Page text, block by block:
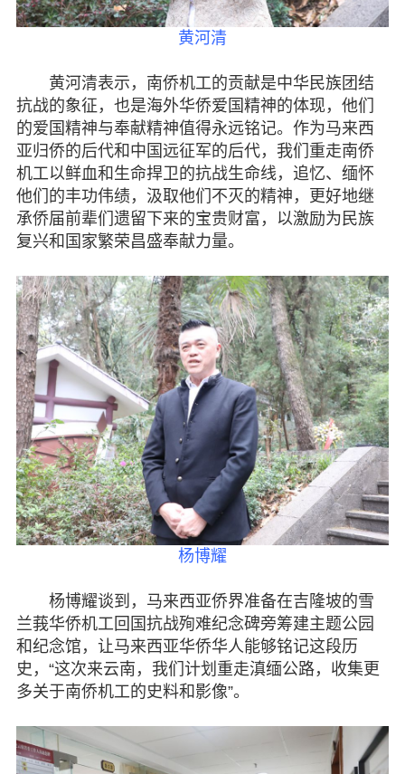
黄河清
黄河清表示，南侨机工的贡献是中华民族团结
抗战的象征，也是海外华侨爱国精神的体现，他们
的爱国精神与奉献精神值得永远铭记。作为马来西
亚归侨的后代和中国远征军的后代，我们重走南侨
机工以鲜血和生命捍卫的抗战生命线，追忆、缅怀
他们的丰功伟绩，汲取他们不灭的精神，更好地继
承侨届前辈们遗留下来的宝贵财富，以激励为民族
复兴和国家繁荣昌盛奉献力量。
杨博耀
杨博耀谈到，马来西亚侨界准备在吉隆坡的雪
兰莪华侨机工回国抗战殉难纪念碑旁筹建主题公园
和纪念馆，让马来西亚华侨华人能够铭记这段历
史，“这次来云南，我们计划重走滇缅公路，收集更
多关于南侨机工的史料和影像”。